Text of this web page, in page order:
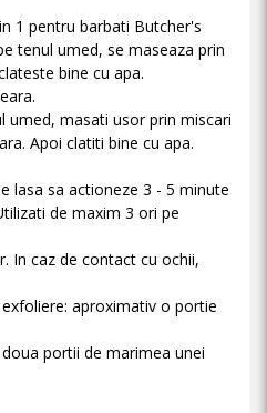
1 pentru barbati Butcher's
tenul umed, se maseaza prin
bine cu apa.
umed, masati usor prin miscari
Apoi clatiti bine cu apa.
lasa sa actioneze 3 - 5 minute
de maxim 3 ori pe
In caz de contact cu ochii,
aproximativ o portie
portii de marimea unei